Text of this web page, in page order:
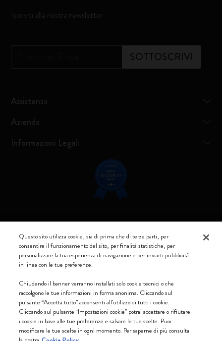
Iscriviti alla nostra newsletter
SOTTOSCRIVI
Assistenza
Azienda
Informazioni Legali
Resta connesso
Accettiamo
Moleskine srl a socio unico - Via Bergognone, 34 – 20144 Milano -
Italia - P. IVA / CCIAA n. 07234480965 - REA MI 1945400 - Cap.
Soc. €2.181.513,42
Questo sito utilizza cookie, sia di prima che di terze parti, per
consentire il funzionamento del sito, per finalità statistiche, per
personalizzare la tua esperienza di navigazione e per inviarti pubblicità
in linea con le tue preferenze.
Chiudendo il banner verranno installati solo cookie tecnici o che
raccolgono le tue informazioni in forma anonima. Cliccando sul
pulsante “Accetta tutto” acconsenti all’utilizzo di tutti i cookie.
Cliccando sul pulsante “Impostazioni cookie” potrai accettare o rifiutare
i cookie in base alle tue preferenze e salvare le tue scelte. Puoi
modificare le tue scelte in ogni momento. Per saperne di più consulta